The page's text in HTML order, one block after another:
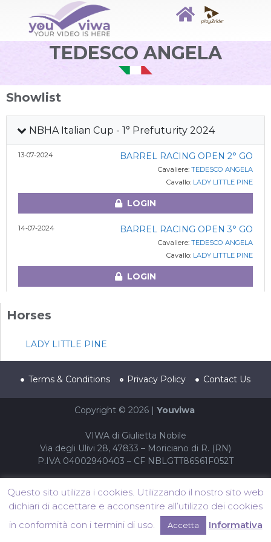
TEDESCO ANGELA
Showlist
NBHA Italian Cup - 1° Prefuturity 2024
13-07-2024 BARREL RACING OPEN 2° GO
Cavaliere: TEDESCO ANGELA
Cavallo: LADY LITTLE PINE
LOGIN
14-07-2024 BARREL RACING OPEN 3° GO
Cavaliere: TEDESCO ANGELA
Cavallo: LADY LITTLE PINE
LOGIN
Horses
LADY LITTLE PINE
Terms & Conditions Privacy Policy Contact Us
Copyright © 2026 | Youviwa
VIWA di Giulietta Nobile
Via degli Ulivi 28, 47833 – Moriciano di R. (RN)
P.IVA 04002940403 – CF NBLGTT86S61F052T
Questo sito utilizza i cookies. Utilizzando il nostro sito web
dichiari di accettare e acconsentire all’utilizzo dei cookies
in conformità con i termini di uso.
Accetta Informativa